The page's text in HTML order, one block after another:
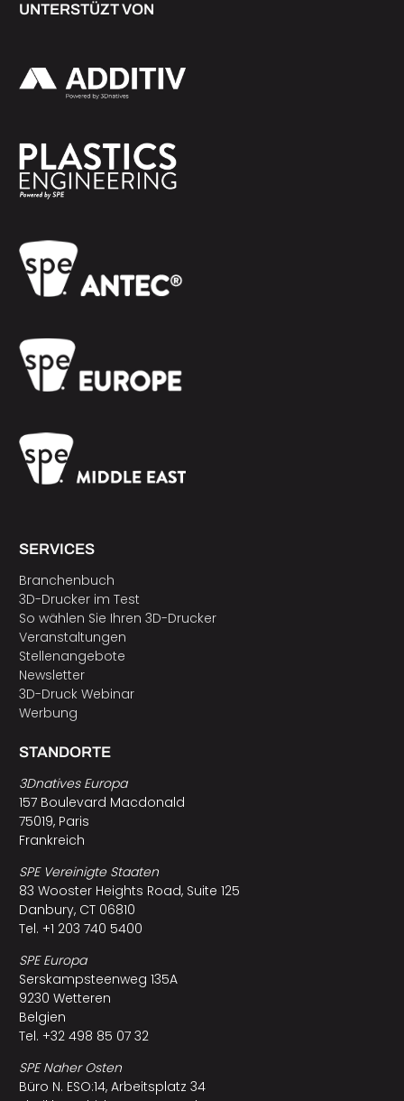
UNTERSTÜZT VON
SERVICES
Branchenbuch
3D-Drucker im Test
So wählen Sie Ihren 3D-Drucker
Veranstaltungen
Stellenangebote
Newsletter
3D-Druck Webinar
Werbung
STANDORTE
3Dnatives Europa
157 Boulevard Macdonald
75019, Paris
Frankreich
SPE Vereinigte Staaten
83 Wooster Heights Road, Suite 125
Danbury, CT 06810
Tel. +1 203 740 5400
SPE Europa
Serskampsteenweg 135A
9230 Wetteren
Belgien
Tel. +32 498 85 07 32
SPE Naher Osten
Büro N. ESO:14, Arbeitsplatz 34